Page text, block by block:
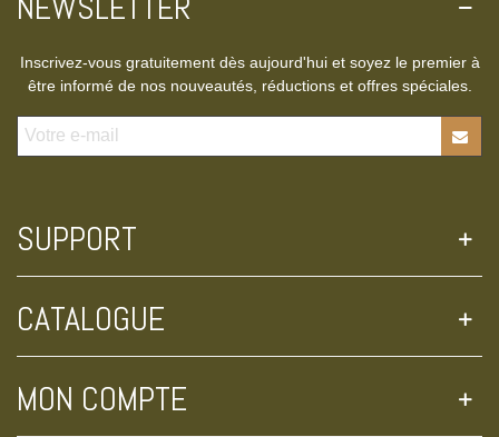
Inscrivez-vous gratuitement dès aujourd'hui et soyez le premier à
être informé de nos nouveautés, réductions et offres spéciales.
SUPPORT
CATALOGUE
MON COMPTE